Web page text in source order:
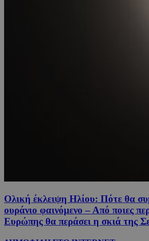
Ολική έκλειψη Ηλίου: Πότε θα
ουράνιο φαινόμενο – Από ποιες
Ευρώπης θα περάσει η σκιά της